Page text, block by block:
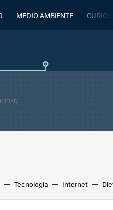
MEDIO AMBIENTE
Tecnología Internet